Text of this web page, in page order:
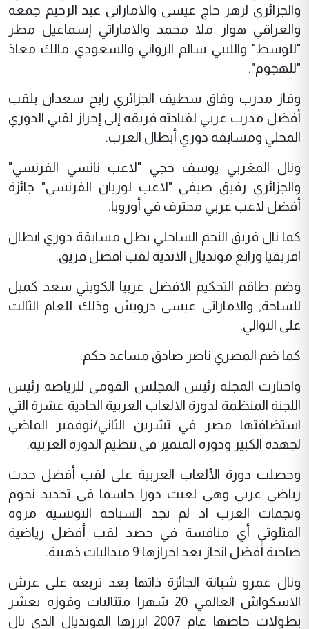
والجزائري لزهر حاج عيسى والاماراتي عبد الرحيم جمعة
والعراقي هوار ملا محمد والاماراتي إسماعيل مطر
"للوسط" والليبي سالم الرواني والسعودي مالك معاذ
"للهجوم".
وفاز مدرب وفاق سطيف الجزائري رابح سعدان بلقب
أفضل مدرب عربي لقيادته فريقه إلى إحراز لقبي الدوري
المحلي ومسابقة دوري أبطال العرب.
ونال المغربي يوسف حجي "لاعب نانسي الفرنسي"
والجزائري رفيق صيفي "لاعب لوريان الفرنسي" جائزة
أفضل لاعب عربي محترف في أوروبا.
كما نال فريق النجم الساحلي بطل مسابقة دوري ابطال
افريقيا ورابع مونديال الاندية لقب افضل فريق.
وضم طاقم التحكيم الافضل عربيا الكويتي سعد كميل
للساحة, والاماراتي عيسى درويش وذلك للعام الثالث
على التوالي.
كما ضم المصري ناصر صادق مساعد حكم.
واختارت المجلة رئيس المجلس القومي للرياضة رئيس
اللجنة المنظمة لدورة الالعاب العربية الحادية عشرة التي
استضافتها مصر في تشرين الثاني/نوفمبر الماضي
لجهده الكبير ودوره المتميز في تنظيم الدورة العربية.
وحصلت دورة الألعاب العربية على لقب أفضل حدث
رياضي عربي وهي لعبت دورا حاسما في تحديد نجوم
ونجمات العرب اذ لم تجد السباحة التونسية مروة
المثلوثي أي منافسة في حصد لقب أفضل رياضية
صاحبة أفضل انجاز بعد احرازها 9 ميداليات ذهبية.
ونال عمرو شبانة الجائزة ذاتها بعد تربعه على عرش
الاسكواش العالمي 20 شهرا متتاليات وفوزه بعشر
بطولات خاضها عام 2007 ابرزها المونديال الذي نال